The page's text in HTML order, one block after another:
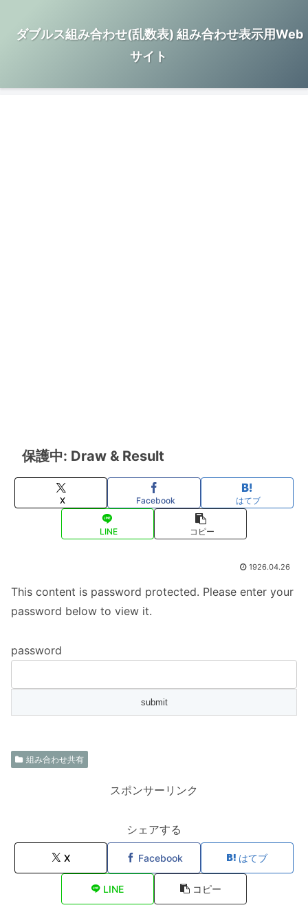
ダブルス組み合わせ(乱数表) 組み合わせ表示用Web
サイト
保護中: Draw & Result
X Facebook はてブ
LINE コピー
1926.04.26
This content is password protected. Please enter your
password below to view it.
password
組み合わせ共有
スポンサーリンク
シェアする
X Facebook はてブ
LINE コピー